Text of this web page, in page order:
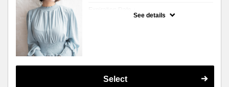
然由来成分配合のヘアカラー！ロング料金
+\1100)
See details
Select